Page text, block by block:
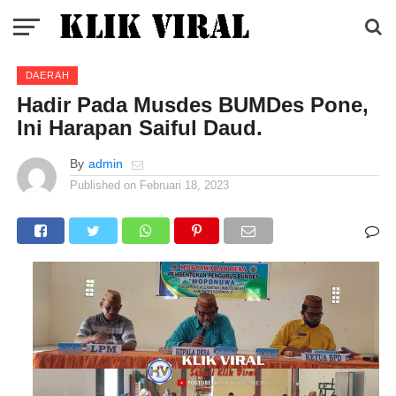
DAERAH
Hadir Pada Musdes BUMDes Pone,
Ini Harapan Saiful Daud.
By admin
Published on Februari 18, 2023